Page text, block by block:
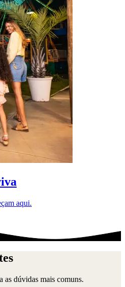
aqui.
as dúvidas mais comuns.